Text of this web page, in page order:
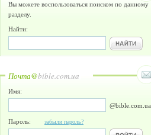
Вы можете воспользоваться поиском по данному
разделу.
Найти:
Почта@bible.com.ua
Имя:
@bible.com.ua
Пароль: забыли пароль?